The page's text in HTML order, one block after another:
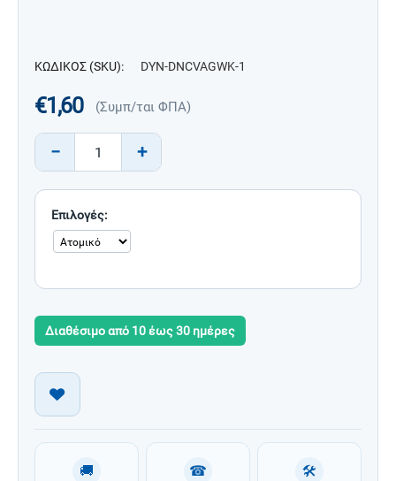
ΚΩΔΙΚΟΣ (SKU): DYN-DNCVAGWK-1
€1,60 (Συμπ/ται ΦΠΑ)
+
−
Επιλογές:
Διαθέσιμο από 10 έως 30 ημέρες
🚚 ☎ 🛠